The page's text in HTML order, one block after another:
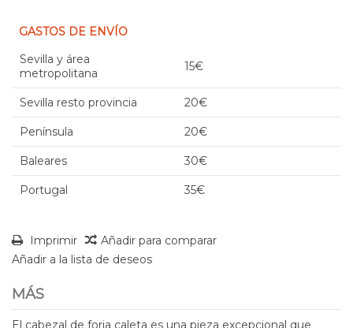
GASTOS DE ENVÍO
Sevilla y área
metropolitana
15€
Sevilla resto provincia 20€
Península 20€
Baleares 30€
Portugal 35€
Imprimir
Añadir para comparar
Añadir a la lista de deseos
MÁS
El cabezal de forja caleta es una pieza excepcional que